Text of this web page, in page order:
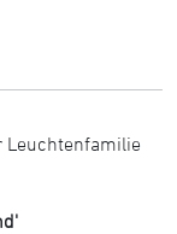
Leuchtenfamilie